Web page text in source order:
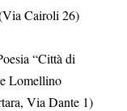
Cairoli 26)
“Città di
Lomellino
Via Dante 1)